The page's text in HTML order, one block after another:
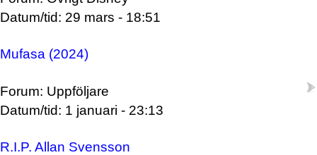
Datum/tid: 29 mars - 18:51
Mufasa (2024)
Forum: Uppföljare
Datum/tid: 1 januari - 23:13
R.I.P. Allan Svensson